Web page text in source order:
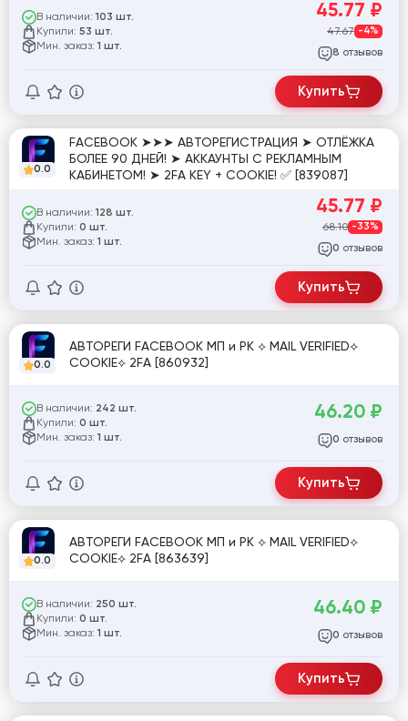
В наличии: 103 шт.
Купили: 53 шт.
Мин. заказ: 1 шт.
45.77 ₽
47.67 -4%
8 отзывов
Купить
0.0
FACEBOOK ➤➤➤ АВТОРЕГИСТРАЦИЯ ➤ ОТЛЁЖКА
БОЛЕЕ 90 ДНЕЙ! ➤ АККАУНТЫ С РЕКЛАМНЫМ
КАБИНЕТОМ! ➤ 2FA KEY + COOKIE! ✅ [839087]
В наличии: 128 шт.
Купили: 0 шт.
Мин. заказ: 1 шт.
45.77 ₽
68.10 -33%
0 отзывов
Купить
0.0
АВТОРЕГИ FACEBOOK МП и РК ⟡ MAIL VERIFIED⟡
COOKIE⟡ 2FA [860932]
В наличии: 242 шт.
Купили: 0 шт.
Мин. заказ: 1 шт.
46.20 ₽
0 отзывов
Купить
0.0
АВТОРЕГИ FACEBOOK МП и РК ⟡ MAIL VERIFIED⟡
COOKIE⟡ 2FA [863639]
В наличии: 250 шт.
Купили: 0 шт.
Мин. заказ: 1 шт.
46.40 ₽
0 отзывов
Купить